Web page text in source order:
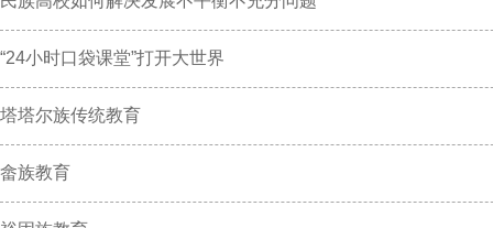
“24小时口袋课堂”打开大世界
塔塔尔族传统教育
畲族教育